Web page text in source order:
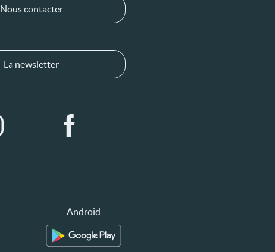
Nous contacter
La newsletter
Android